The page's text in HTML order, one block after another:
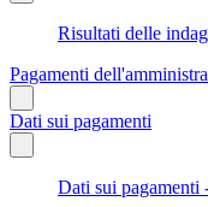
Risultati delle
Pagamenti
Dati sui pagamenti
Dati sui pagamenti